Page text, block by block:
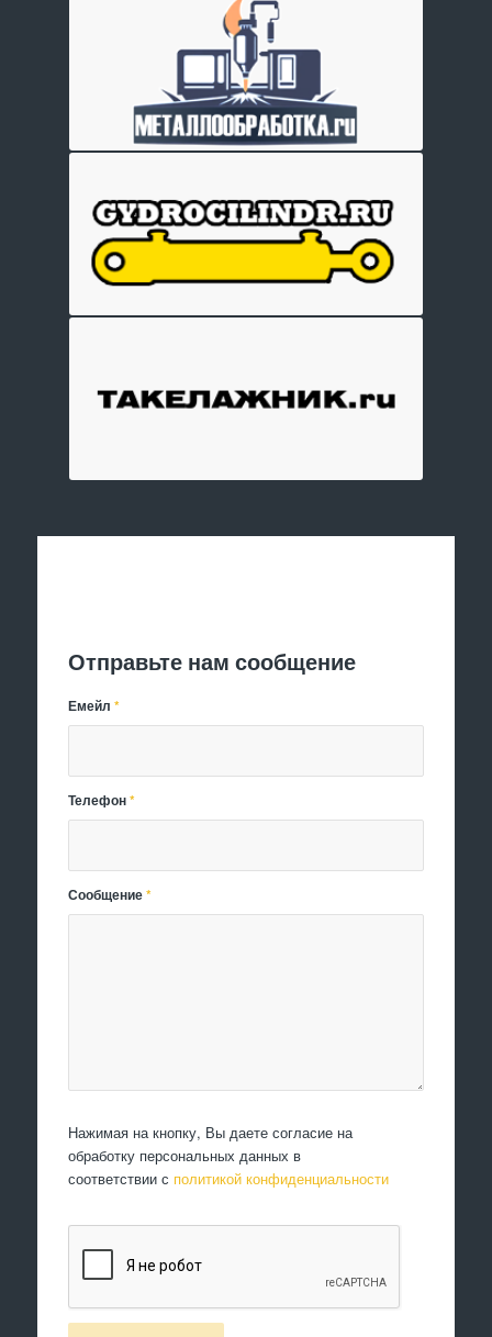
Отправьте нам сообщение
Емейл*
Телефон*
Сообщение*
Нажимая на кнопку, Вы даете согласие на
обработку персональных данных в
соответствии с политикой конфиденциальности